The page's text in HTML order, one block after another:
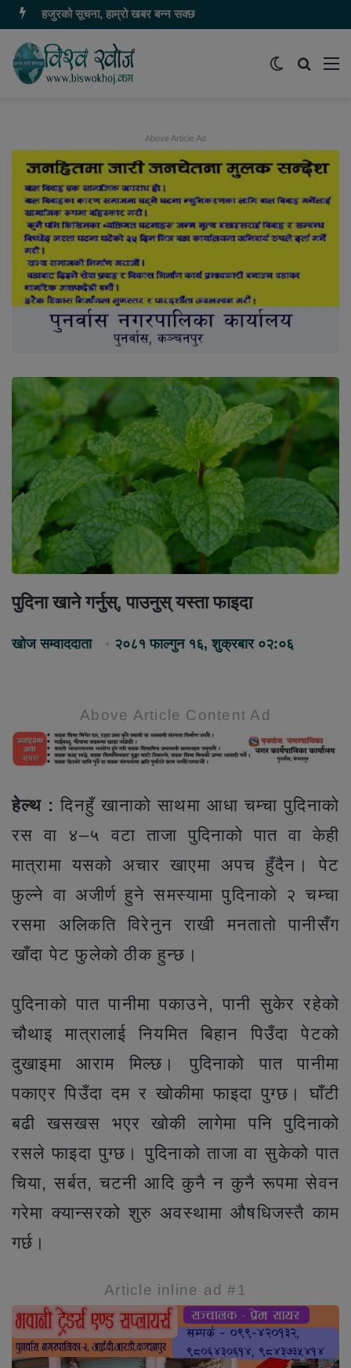
हजुरको सूचना, हाम्रो खबर बन्न सक्छ
समाचार
Switch
Above Article Ad
पुदिना खाने गर्नुस्, पाउनुस् यस्ता फाइदा
खोज सम्वाददाता २०८१ फाल्गुन १६, शुक्रबार ०२:०६
Above Article Content Ad
हेल्थ : दिनहुँ खानाको साथमा आधा चम्चा पुदिनाको
रस वा ४–५ वटा ताजा पुदिनाको पात वा केही
मात्रामा यसको अचार खाएमा अपच हुँदैन। पेट
फुल्ने वा अजीर्ण हुने समस्यामा पुदिनाको २ चम्चा
रसमा अलिकति विरेनुन राखी मनतातो पानीसँग
खाँदा पेट फुलेको ठीक हुन्छ।
पुदिनाको पात पानीमा पकाउने, पानी सुकेर रहेको
चौथाइ मात्रालाई नियमित बिहान पिउँदा पेटको
दुखाइमा आराम मिल्छ। पुदिनाको पात पानीमा
पकाएर पिउँदा दम र खोकीमा फाइदा पुग्छ। घाँटी
बढी खसखस भएर खोकी लागेमा पनि पुदिनाको
रसले फाइदा पुग्छ। पुदिनाको ताजा वा सुकेको पात
चिया, सर्बत, चटनी आदि कुनै न कुनै रूपमा सेवन
गरेमा क्यान्सरको शुरु अवस्थामा औषधिजस्तै काम
गर्छ।
Article inline ad #1